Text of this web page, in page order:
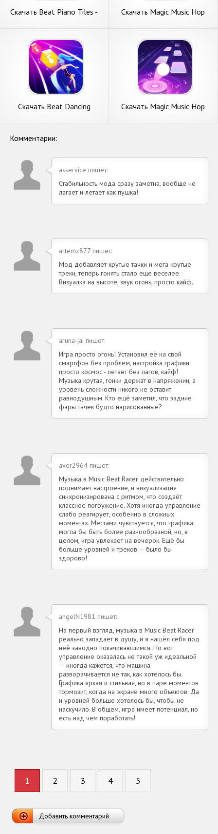
Скачать Beat Piano Tiles -
на Андроид
Скачать Magic Music Hop
Скачать Beat Dancing
Скачать Magic Music Hop
Комментарии:
asservice пишет:
Стабильность мода сразу заметна, вообще не
лагает и летает как пушка!
artemz877 пишет:
Мод добавляет крутые тачки и мега крутые
треки, теперь гонять стало еще веселее.
Визуалка на высоте, звук огонь, просто кайф.
aruna-jai пишет:
Игра просто огонь! Установил её на свой
смартфон без проблем, настройка графики
просто космос - летает без лагов, кайф!
Музыка крутая, гонки держат в напряжении, а
уровень сложности никого не оставит
равнодушным. Кто ещё заметил, что задние
фары тачек будто нарисованные?
aver2964 пишет:
Музыка в Music Beat Racer действительно
поднимает настроение, и визуализация
синхронизирована с ритмом, что создаёт
классное погружение. Хотя иногда управление
слабо реагирует, особенно в сложных
моментах. Местами чувствуется, что графика
могла бы быть более разнообразной, но, в
целом, игра увлекает на вечерок. Ещё бы
больше уровней и треков — было бы
здорово!
angelN1981 пишет:
На первый взгляд, музыка в Music Beat Racer
реально западает в душу, и я нашёл себя под
неё заводно покачивающимся. Но вот
управление оказалась не такой уж идеальной
— иногда кажется, что машина
разворачивается не так, как хотелось бы.
Графика яркая и стильная, но в паре моментов
тормозит, когда на экране много объектов. Да
и уровней больше хотелось бы, чтобы не
наскучило. В общем, игра имеет потенциал, но
есть над чем поработать!
1 2 3 4 5
Добавить комментарий